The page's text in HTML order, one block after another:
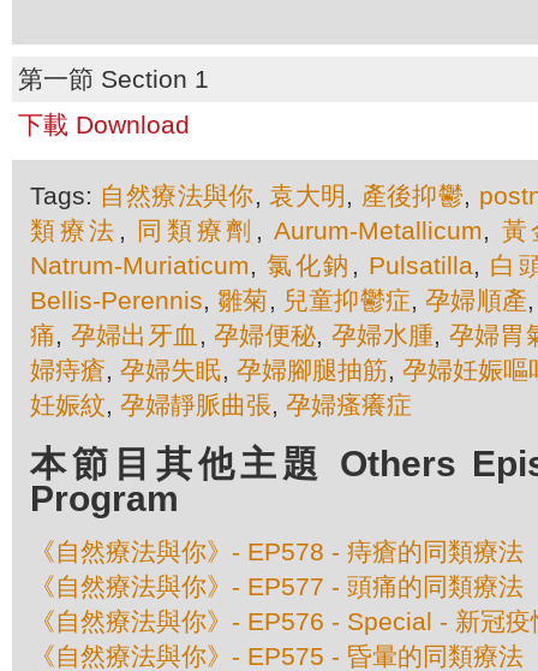
第一節 Section 1
下載 Download
Tags: 自然療法與你,袁大明 , 產後抑鬱,
類療法 , 同類療劑 ,Aurum-Metallicum, 黃
Natrum-Muriaticum,氯化鈉 , Pulsatilla, 白
Bellis-Perennis, 雛菊, 兒童抑鬱症,孕婦順產
痛, 孕婦出牙血 , 孕婦便秘, 孕婦水腫, 孕婦胃
婦痔瘡,孕婦失眠, 孕婦腳腿抽筋,孕婦妊娠嘔
妊娠紋, 孕婦靜脈曲張, 孕婦瘙癢症
本節目其他主題 Others
Program
《自然療法與你》- EP578 - 痔瘡的同類療法
《自然療法與你》- EP577 - 頭痛的同類療法
《自然療法與你》- EP576 - Special - 新冠
《自然療法與你》- EP575 - 昏暈的同類療法